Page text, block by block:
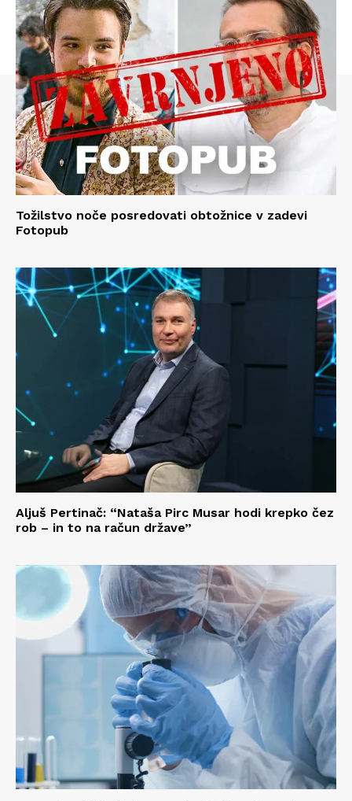
Tožilstvo noče posredovati obtožnice v zadevi
Fotopub
Aljuš Pertinač: “Nataša Pirc Musar hodi krepko čez
rob – in to na račun države”